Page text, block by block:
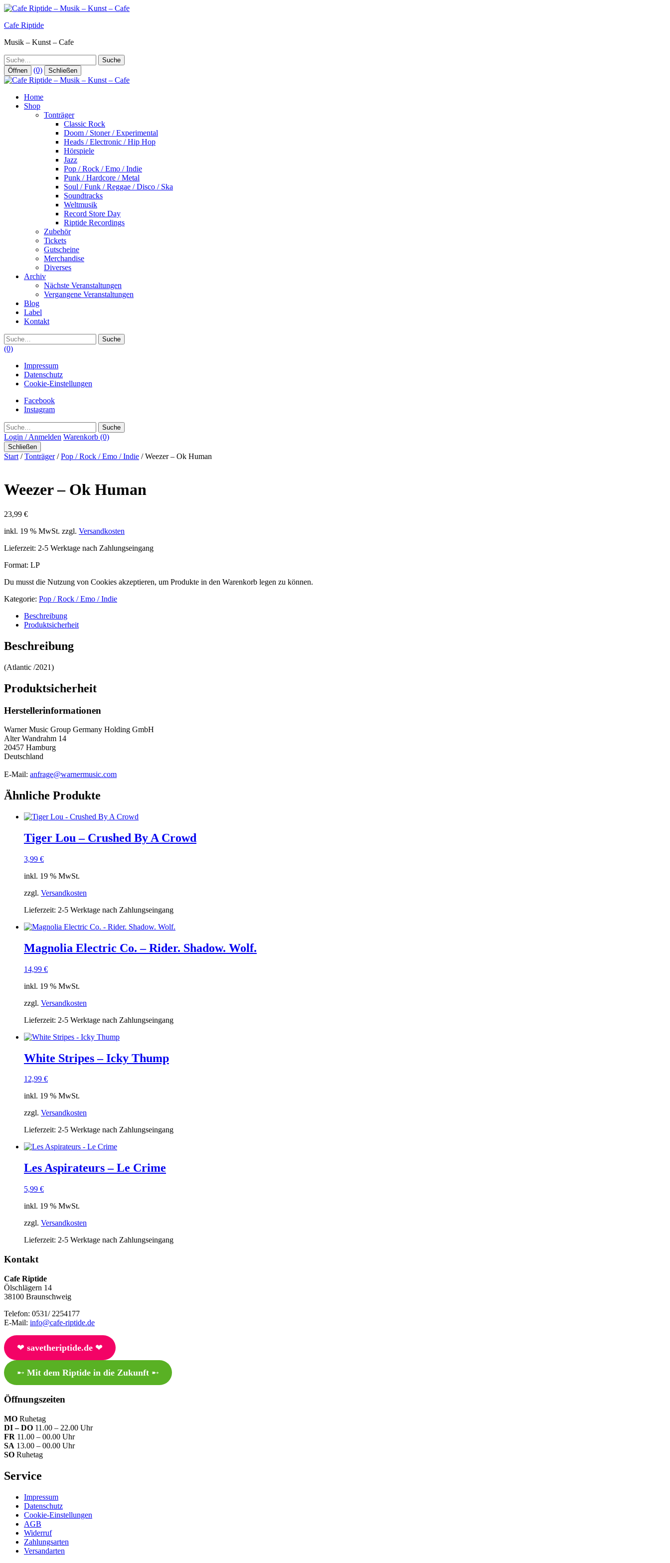
Zum
springen
Cafe Riptide
Musik – Kunst – Cafe
Suche
Öffnen (0) Schließen
Home
Shop
Tonträger
Classic Rock
Doom / Stoner / Experimental
Heads / Electronic / Hip Hop
Hörspiele
Jazz
Pop / Rock / Emo / Indie
Punk / Hardcore / Metal
Soul / Funk / Reggae / Disco / Ska
Soundtracks
Weltmusik
Record Store Day
Riptide Recordings
Zubehör
Tickets
Gutscheine
Merchandise
Diverses
Archiv
Nächste Veranstaltungen
Vergangene Veranstaltungen
Blog
Label
Kontakt
Suche
(0)
Impressum
Datenschutz
Cookie-Einstellungen
Facebook
Instagram
Suche
Login / Anmelden Warenkorb (0)
Schließen
Start /Tonträger/Pop / Rock / Emo / Indie / Weezer – Ok Human
Weezer – Ok Human
23,99 €
inkl. 19 % MwSt. zzgl. Versandkosten
Lieferzeit: 2-5 Werktage nach Zahlungseingang
Format: LP
Du musst die Nutzung von Cookies akzeptieren, um Produkte in den Warenkorb legen zu können.
Kategorie: Pop / Rock / Emo / Indie
Beschreibung
Produktsicherheit
Beschreibung
(Atlantic /2021)
Produktsicherheit
Herstellerinformationen
Warner Music Group Germany Holding GmbH
Alter Wandrahm 14
20457 Hamburg
Deutschland
E-Mail: anfrage@warnermusic.com
Ähnliche Produkte
Tiger Lou – Crushed By A Crowd
3,99 €
inkl. 19 % MwSt.
zzgl. Versandkosten
Lieferzeit: 2-5 Werktage nach Zahlungseingang
Magnolia Electric Co. – Rider. Shadow. Wolf.
14,99 €
inkl. 19 % MwSt.
zzgl. Versandkosten
Lieferzeit: 2-5 Werktage nach Zahlungseingang
White Stripes – Icky Thump
12,99 €
inkl. 19 % MwSt.
zzgl. Versandkosten
Lieferzeit: 2-5 Werktage nach Zahlungseingang
Les Aspirateurs – Le Crime
5,99 €
inkl. 19 % MwSt.
zzgl. Versandkosten
Lieferzeit: 2-5 Werktage nach Zahlungseingang
Kontakt
Cafe Riptide
Ölschlägern 14
38100 Braunschweig
Telefon: 0531/ 2254177
E-Mail: info@cafe-riptide.de
❤︎ savetheriptide.de❤︎
➸ Mit dem Riptide in die Zukunft➸
Öffnungszeiten
MO Ruhetag
DI – DO 11.00 – 22.00 Uhr
FR 11.00 – 00.00 Uhr
SA 13.00 – 00.00 Uhr
SO Ruhetag
Service
Impressum
Datenschutz
Cookie-Einstellungen
AGB
Widerruf
Zahlungsarten
Versandarten